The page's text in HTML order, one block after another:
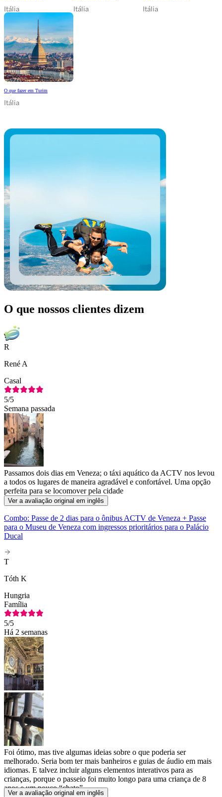
Itália Itália Itália
O que fazer em Turim
Itália
O que nossos clientes dizem
R
René A
Casal
5/5
Semana passada
Passamos dois dias em Veneza; o táxi aquático da ACTV nos levou
a todos os lugares de maneira agradável e confortável. Uma opção
perfeita para se locomover pela cidade
Ver a avaliação original em inglês
Combo: Passe de 2 dias para o ônibus ACTV de Veneza + Passe
para o Museu de Veneza com ingressos prioritários para o Palácio
Ducal
T
Tóth K
Hungria
Família
5/5
Há 2 semanas
Foi ótimo, mas tive algumas ideias sobre o que poderia ser
melhorado. Seria bom ter mais banheiros e guias de áudio em mais
idiomas. E talvez incluir alguns elementos interativos para as
crianças, porque o passeio foi muito longo para uma criança de 8
anos e um pouco “chato”.
Ver a avaliação original em inglês